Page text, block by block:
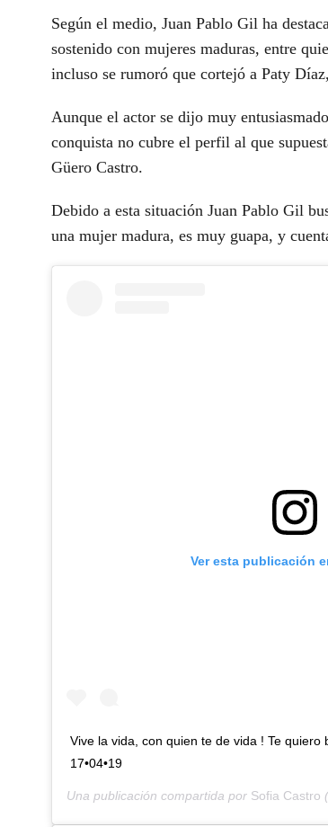
Según el medio, Juan Pablo Gil ha
sostenido con mujeres maduras, entre
incluso se rumoró que cortejó a Paty
Aunque el actor se dijo muy
conquista no cubre el perfil al que
Güero Castro.
Debido a esta situación Juan Pablo Gil
una mujer madura, es muy guapa, y
Ver esta publicación
Vive la vida, con quien te de vida ! Te quiero
17•04•19
Una publicación compartida por Sofia Castro